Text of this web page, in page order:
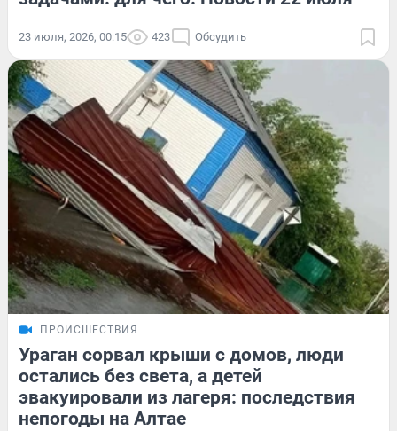
23 июля, 2026, 00:15 423 Обсудить
ПРОИСШЕСТВИЯ
Ураган сорвал крыши с домов, люди
остались без света, а детей
эвакуировали из лагеря: последствия
непогоды на Алтае